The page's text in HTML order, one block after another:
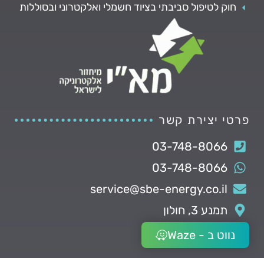
חוק לטיפול סביבתי בציוד חשמלי ואלקטרוני ובסוללות
פרטי יצירת קשר
03-748-8066
03-748-8066
service@sbe-energy.co.il
תמנע 3, חולון
נווט ב - Waze